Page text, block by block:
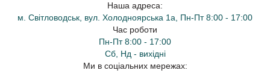
Наша адреса:
м. Світловодськ, вул. Холодноярська 1а, Пн-Пт 8:00 - 17:00
Час роботи
Пн-Пт 8:00 - 17:00
Сб, Нд - вихідні
Ми в соціальних мережах: